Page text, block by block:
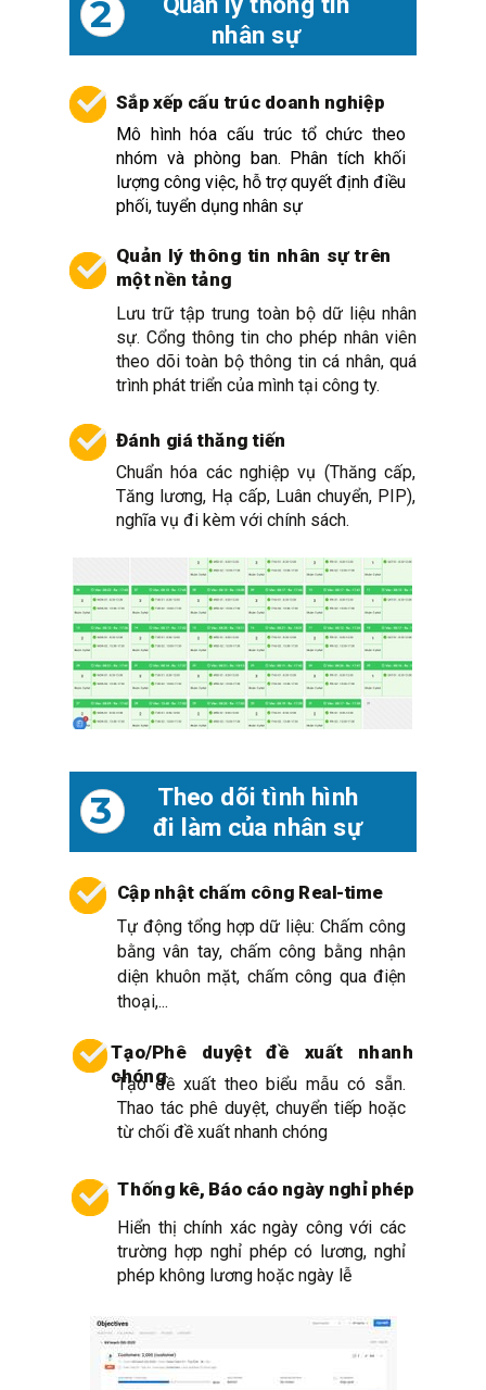
Tự động tổng hợp dữ liệu: Chấm công
bằng vân tay, chấm công bằng nhận
diện khuôn mặt, chấm công qua điện
thoại,...
Tạo đề xuất theo biểu mẫu có sẵn.
Thao tác phê duyệt, chuyển tiếp hoặc
từ chối đề xuất nhanh chóng
Hiển thị chính xác ngày công với các
trường hợp nghỉ phép có lương, nghỉ
phép không lương hoặc ngày lễ
Cập nhật chấm công Real-time
Tạo/Phê duyệt đề xuất nhanh
chóng
Thống kê, Báo cáo ngày nghỉ phép
Theo dõi tình hình
đi làm của nhân sự
3
nhân sự
2
Sắp xếp cấu trúc doanh nghiệp
Quản lý thông tin nhân sự trên
một nền tảng
Đánh giá thăng tiến
Mô hình hóa cấu trúc tổ chức theo
nhóm và phòng ban. Phân tích khối
lượng công việc, hỗ trợ quyết định điều
phối, tuyển dụng nhân sự
Lưu trữ tập trung toàn bộ dữ liệu nhân
sự. Cổng thông tin cho phép nhân viên
theo dõi toàn bộ thông tin cá nhân, quá
trình phát triển của mình tại công ty.
Chuẩn hóa các nghiệp vụ (Thăng cấp,
Tăng lương, Hạ cấp, Luân chuyển, PIP),
nghĩa vụ đi kèm với chính sách.